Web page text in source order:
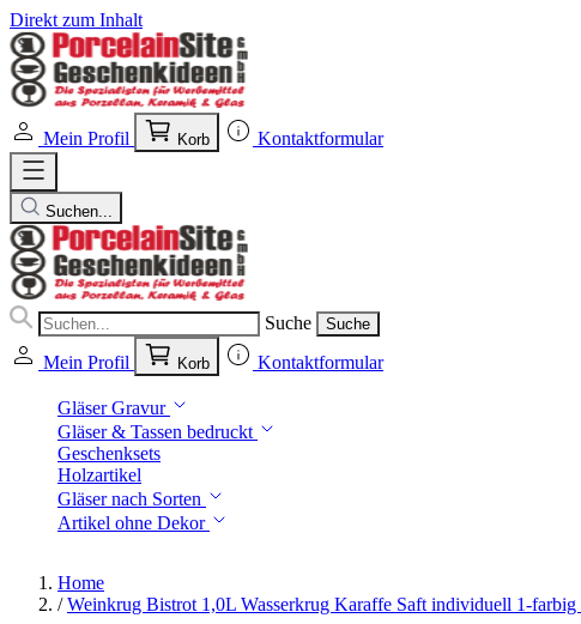
Direkt zum Inhalt
Mein Profil Korb Kontaktformular
Suchen...
Suche Suche
Mein Profil Korb Kontaktformular
Gläser Gravur
Gläser & Tassen bedruckt
Geschenksets
Holzartikel
Gläser nach Sorten
Artikel ohne Dekor
Home
/ Weinkrug Bistrot 1,0L Wasserkrug Karaffe Saft individuell 1-